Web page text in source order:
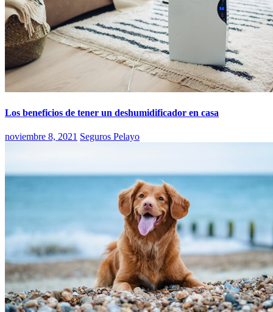
Los beneficios de tener un deshumidificador en casa
noviembre 8, 2021 Seguros Pelayo